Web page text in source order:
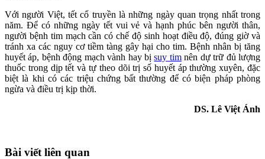
Với người Việt, tết cổ truyền là những ngày quan trọng nhất trong
năm. Để có những ngày tết vui vẻ và hạnh phúc bên người thân,
người bệnh tim mạch cần có chế độ sinh hoạt điều độ, đúng giờ và
tránh xa các nguy cơ tiềm tàng gây hại cho tim. Bệnh nhân bị tăng
huyết áp, bệnh động mạch vành hay bịsuy timnên dự trữ đủ lượng
thuốc trong dịp tết và tự theo dõi trị số huyết áp thường xuyên, đặc
biệt là khi có các triệu chứng bất thường để có biện pháp phòng
ngừa và điều trị kịp thời.
DS. Lê Việt Ánh
Bài viết liên quan